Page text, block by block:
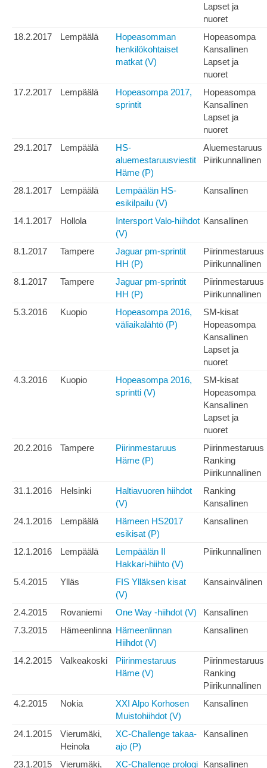
Lapset ja
nuoret
18.2.2017
Lempäälä
Hopeasomman
henkilökohtaiset
matkat (V)
Hopeasompa
Kansallinen
Lapset ja
nuoret
17.2.2017
Lempäälä
Hopeasompa 2017,
sprintit
Hopeasompa
Kansallinen
Lapset ja
nuoret
29.1.2017
Lempäälä
HS-
aluemestaruusviestit
Häme (P)
Aluemestaruus
Piirikunnallinen
28.1.2017 Lempäälä
Lempäälän HS-
esikilpailu (V)
Kansallinen
14.1.2017 Hollola
Intersport Valo-hiihdot
(V)
Kansallinen
8.1.2017 Tampere
Jaguar pm-sprintit
HH (P)
Piirinmestaruus
Piirikunnallinen
8.1.2017
Tampere
Jaguar pm-sprintit
HH (P)
Piirinmestaruus
Piirikunnallinen
5.3.2016
Kuopio
Hopeasompa 2016,
väliaikalähtö (P)
SM-kisat
Hopeasompa
Kansallinen
Lapset ja
nuoret
4.3.2016
Kuopio
Hopeasompa 2016,
sprintti (V)
SM-kisat
Hopeasompa
Kansallinen
Lapset ja
nuoret
20.2.2016
Tampere
Piirinmestaruus
Häme (P)
Piirinmestaruus
Ranking
Piirikunnallinen
31.1.2016
Helsinki
Haltiavuoren hiihdot
(V)
Ranking
Kansallinen
24.1.2016
Lempäälä
Hämeen HS2017
esikisat (P)
Kansallinen
12.1.2016 Lempäälä
Lempäälän II
Hakkari-hiihto (V)
Piirikunnallinen
5.4.2015 Ylläs
FIS Ylläksen kisat
(V)
Kansainvälinen
2.4.2015 Rovaniemi One Way -hiihdot (V)
Kansallinen
7.3.2015
Hämeenlinna Hämeenlinnan
Hiihdot (V)
Kansallinen
14.2.2015 Valkeakoski
Piirinmestaruus
Häme (V)
Piirinmestaruus
Ranking
Piirikunnallinen
4.2.2015
Nokia
XXI Alpo Korhosen
Muistohiihdot (V)
Kansallinen
24.1.2015
Vierumäki,
Heinola
XC-Challenge takaa-
ajo (P)
Kansallinen
23.1.2015
Vierumäki,
XC-Challenge prologi Kansallinen